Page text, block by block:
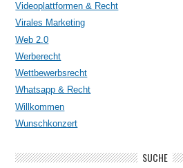
Videoplattformen & Recht
Virales Marketing
Web 2.0
Werberecht
Wettbewerbsrecht
Whatsapp & Recht
Willkommen
Wunschkonzert
SUCHE